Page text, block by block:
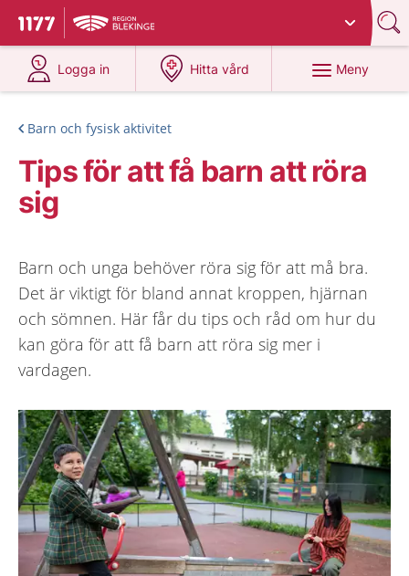
Till startsidan för 1177
Du har valt region
Logga in
på 1177.se
Hitta vård
på 1177.se
Meny
Barn och fysisk aktivitet
Tips för att få barn att röra
sig
Barn och unga behöver röra sig för att må bra.
Det är viktigt för bland annat kroppen, hjärnan
och sömnen. Här får du tips och råd om hur du
kan göra för att få barn att röra sig mer i
vardagen.